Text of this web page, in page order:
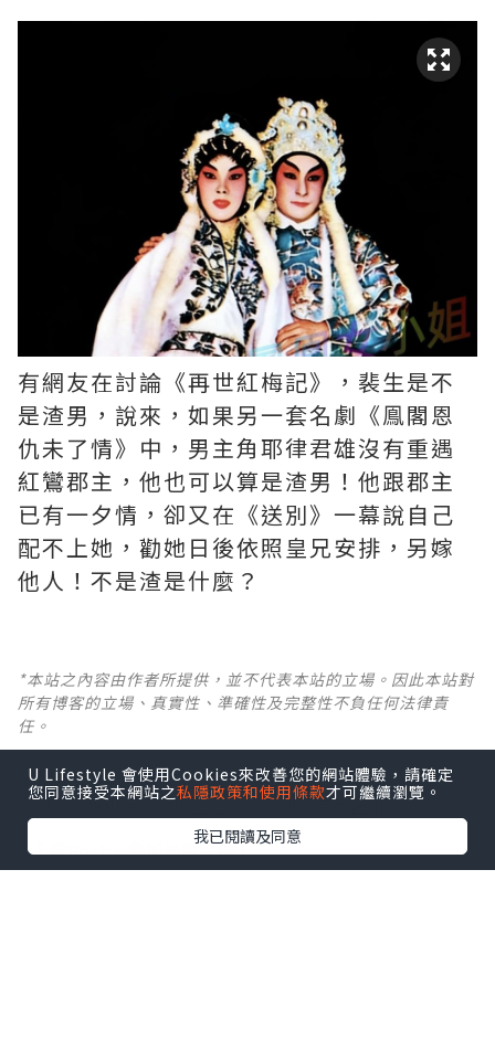
有網友在討論《再世紅梅記》，裴生是不
是渣男，說來，如果另一套名劇《鳯閣恩
仇未了情》中，男主角耶律君雄沒有重遇
紅鸞郡主，他也可以算是渣男！他跟郡主
已有一夕情，卻又在《送別》一幕說自己
配不上她，勸她日後依照皇兄安排，另嫁
他人！不是渣是什麼？ ​​​
*本站之內容由作者所提供，並不代表本站的立場。因此本站對
所有博客的立場、真實性、準確性及完整性不負任何法律責
任。
【 U Creator 招募 】
出Post賺現金獎賞 l登記《社群創作有價企劃》
【 睇Post + 參加品牌活動 】
瀏覽更多社群打卡丶旅遊丶美食丶親子丶寵物丶扮靚
U Lifestyle 會使用Cookies來改善您的網站體驗，請確定
您同意接受本網站之私隱政策和使用條款才可繼續瀏覽。
我已閱讀及同意